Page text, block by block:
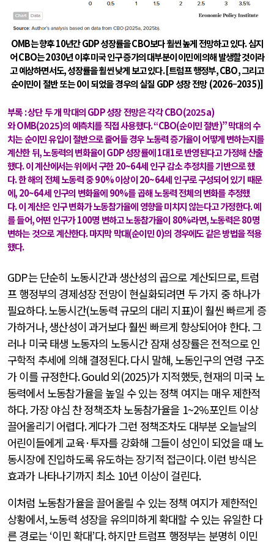
OMB는 향후10년간GDP성장률을CBO보다 훨씬 높게 전망하고 있다.심지
어CBO는2030년 이후 미국 인구 증가의 대부분이 이민에 의해 발생할 것이라
고 예상하면서도,성장률을 훨씬 낮게 보고 있다.[트럼프 행정부, CBO,그리고
순이민이 절반 또는0이 되었을 경우의 실질 GDP성장 전망(2026–2035)]
부록:상단 두 개 막대의GDP성장 전망은 각각CBO(2025a)
와OMB(2025)의 예측치를 직접 사용했다. “CBO(순이민 절반)”막대의 수
치는 순이민 유입이 절반으로 줄어들 경우 노동력 증가율이 어떻게 변하는지를
계산한 뒤,노동력의 변화율이GDP성장률에1대1로 반영된다고 가정해 산출
했다.이 계산에서는 위에서 구한20~64세 인구 감소 추정치를 기반으로 했
다.한 해의 전체 노동력 중90%이상이20~64세 인구로 구성되어 있기 때문
에, 20~64세 인구의 변화율에90%를 곱해 노동력 전체의 변화를 추정했
다.이 계산은 인구 변화가 노동참가율에 영향을 미치지 않는다고 가정한다.예
를 들어,어떤 인구가100명 변하고 노동참가율이 80%라면,노동력은80명
변하는 것으로 계산한다.마지막 막대(순이민0)의 경우에도 같은 방법을 적용
했다.
GDP는 단순히 노동시간과 생산성의 곱으로 계산되므로,트럼
프 행정부의 경제성장 전망이 현실화되려면 두 가지 중 하나가
필요하다.노동시간(노동력 규모의 대리 지표)이 훨씬 빠르게 증
가하거나,생산성이 과거보다 훨씬 빠르게 향상되어야 한다.그
러나 미국 태생 노동자의 노동시간 잠재 성장률은 전적으로 인
구학적 추세에 의해 결정된다.다시 말해, 노동인구의 연령 구조
가 이를 규정한다. Gould외(2025)가 지적했듯,현재의 미국 노
동력에서 노동참가율을 높일 수 있는 정책 여지는 매우 제한적
하다.가장 야심 찬 정책조차 노동참가율을 1~2%포인트 이상
끌어올리기 어렵다.게다가 그런 정책조차도 대부분 오늘날의
어린이들에게 교육·투자를 강화해 그들이 성인이 되었을 때 노
동시장에 진입하도록 유도하는 장기적 접근이다.이런 방식은
효과가 나타나기까지 최소 10년 이상이 걸린다.
이처럼 노동참가율을 끌어올릴 수 있는 정책 여지가 제한적인
상황에서,노동력 성장을 유의미하게 확대할 수 있는 유일한 다
른 경로는‘이민 확대’다.하지만 트럼프 행정부는 분명히 이민